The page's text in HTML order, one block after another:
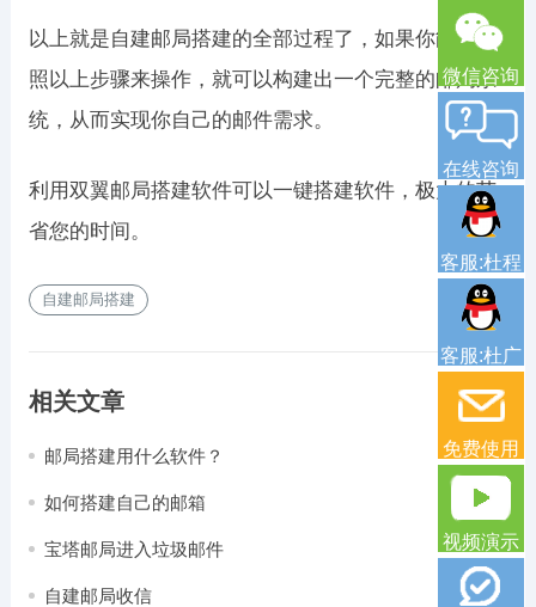
以上就是自建邮局搭建的全部过程了，如果你能够按
照以上步骤来操作，就可以构建出一个完整的邮局系
统，从而实现你自己的邮件需求。
利用双翼邮局搭建软件可以一键搭建软件，极大的节
省您的时间。
自建邮局搭建
相关文章
邮局搭建用什么软件？
如何搭建自己的邮箱
宝塔邮局进入垃圾邮件
自建邮局收信
微信咨询
在线咨询
客服:杜程
客服:杜广
免费使用
视频演示